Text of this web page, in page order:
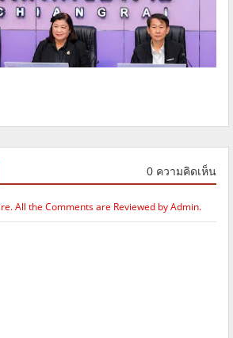
0 ความคิดเห็น
All the Comments are Reviewed by Admin.